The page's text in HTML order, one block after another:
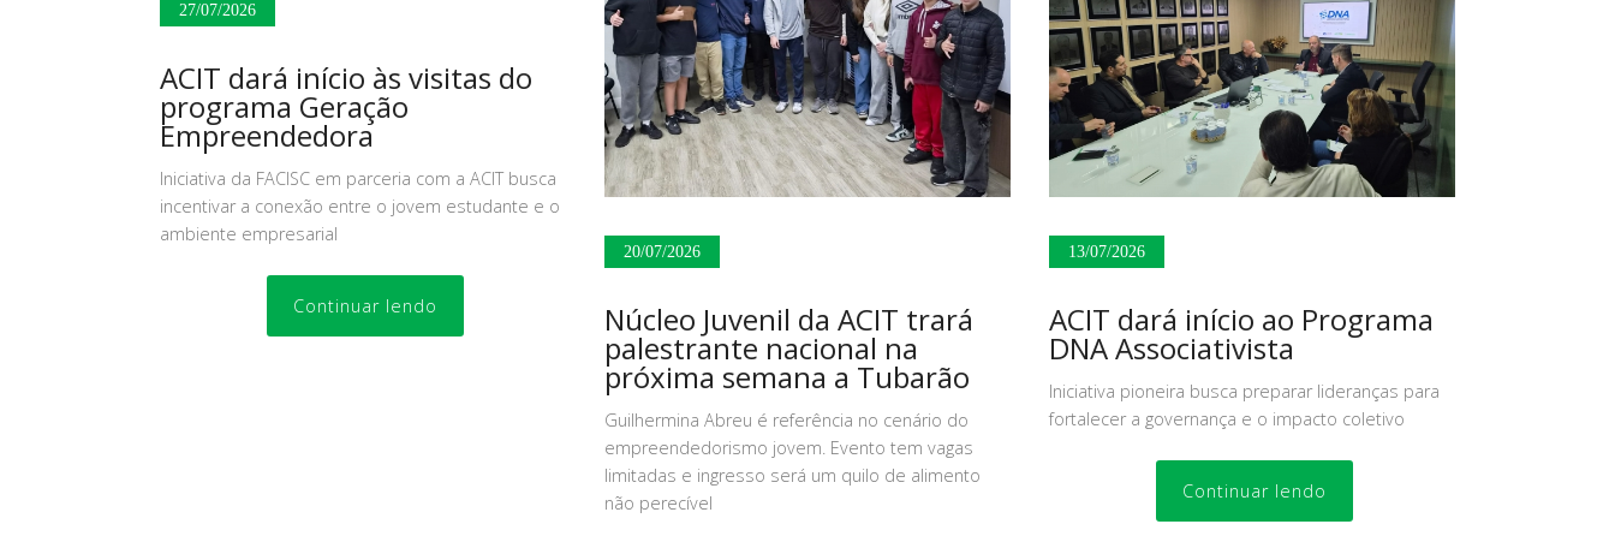
27/07/2026
ACIT dará início às visitas do
programa Geração
Empreendedora
Iniciativa da FACISC em parceria com a ACIT busca
incentivar a conexão entre o jovem estudante e o
ambiente empresarial
Continuar lendo
20/07/2026
Núcleo Juvenil da ACIT trará
palestrante nacional na
próxima semana a Tubarão
Guilhermina Abreu é referência no cenário do
empreendedorismo jovem. Evento tem vagas
limitadas e ingresso será um quilo de alimento
não perecível
13/07/2026
ACIT dará início ao Programa
DNA Associativista
Iniciativa pioneira busca preparar lideranças para
fortalecer a governança e o impacto coletivo
Continuar lendo